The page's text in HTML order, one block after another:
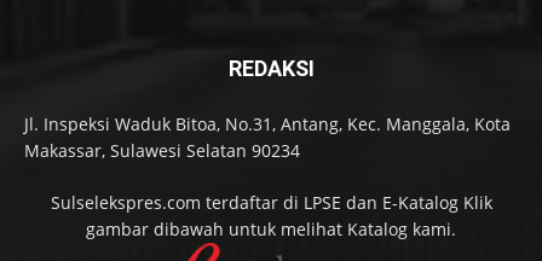
REDAKSI
Jl. Inspeksi Waduk Bitoa, No.31, Antang, Kec. Manggala, Kota
Makassar, Sulawesi Selatan 90234
Sulselekspres.com terdaftar di LPSE dan E-Katalog Klik
gambar dibawah untuk melihat Katalog kami.